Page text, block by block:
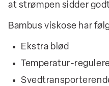
at strømpen sidder
Bambus viskose har
Ekstra blød
Temperatur-